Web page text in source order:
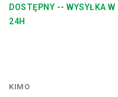
DOSTĘPNY -- WYSYŁKA W
24H
KIMO